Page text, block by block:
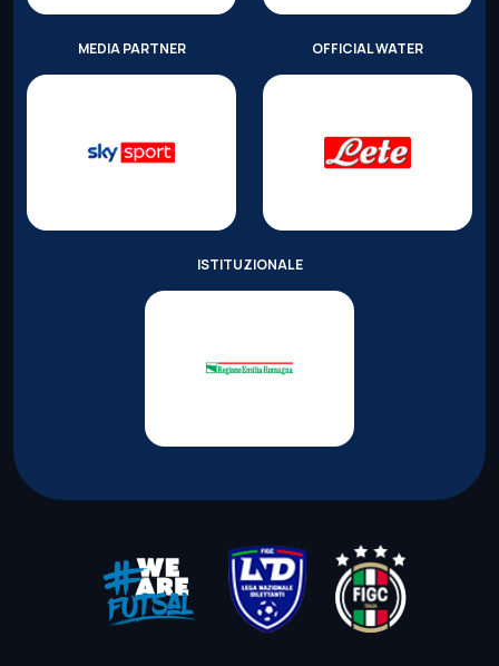
MEDIA PARTNER OFFICIAL WATER
ISTITUZIONALE